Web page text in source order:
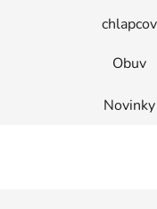
chlapcov
Obuv
Novinky